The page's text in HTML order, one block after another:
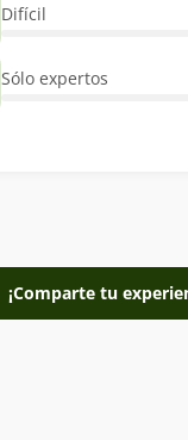
Difícil
Sólo expertos
¡Comparte tu